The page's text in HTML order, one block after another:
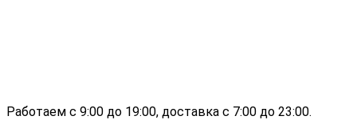
Работаем с 9:00 до 19:00, доставка с 7:00 до 23:00.